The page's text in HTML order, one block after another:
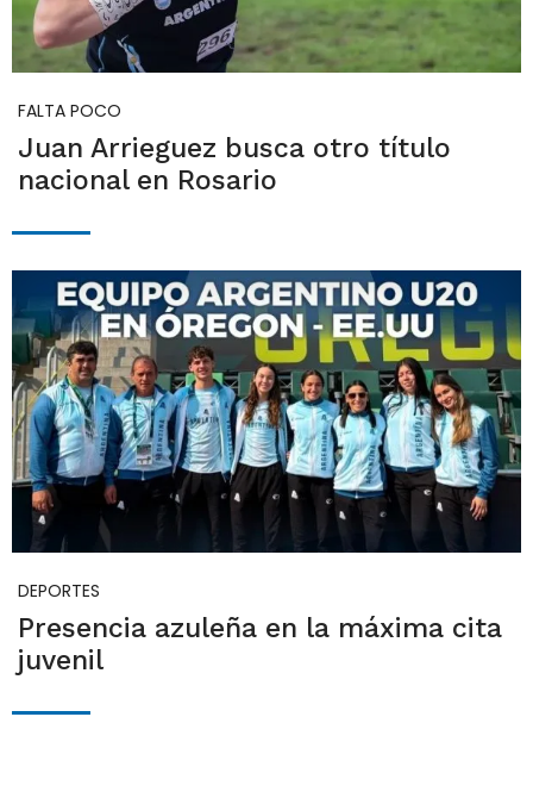
FALTA POCO
Juan Arrieguez busca otro título
nacional en Rosario
DEPORTES
Presencia azuleña en la máxima cita
juvenil